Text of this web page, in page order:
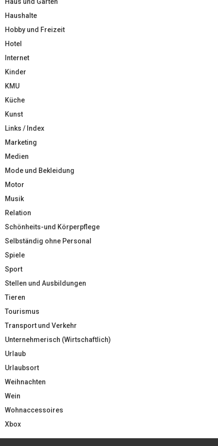
Haushalte
Hobby und Freizeit
Hotel
Internet
Kinder
KMU
Küche
Kunst
Links / Index
Marketing
Medien
Mode und Bekleidung
Motor
Musik
Relation
Schönheits-und Körperpflege
Selbständig ohne Personal
Spiele
Sport
Stellen und Ausbildungen
Tieren
Tourismus
Transport und Verkehr
Unternehmerisch (Wirtschaftlich)
Urlaub
Urlaubsort
Weihnachten
Wein
Wohnaccessoires
Xbox